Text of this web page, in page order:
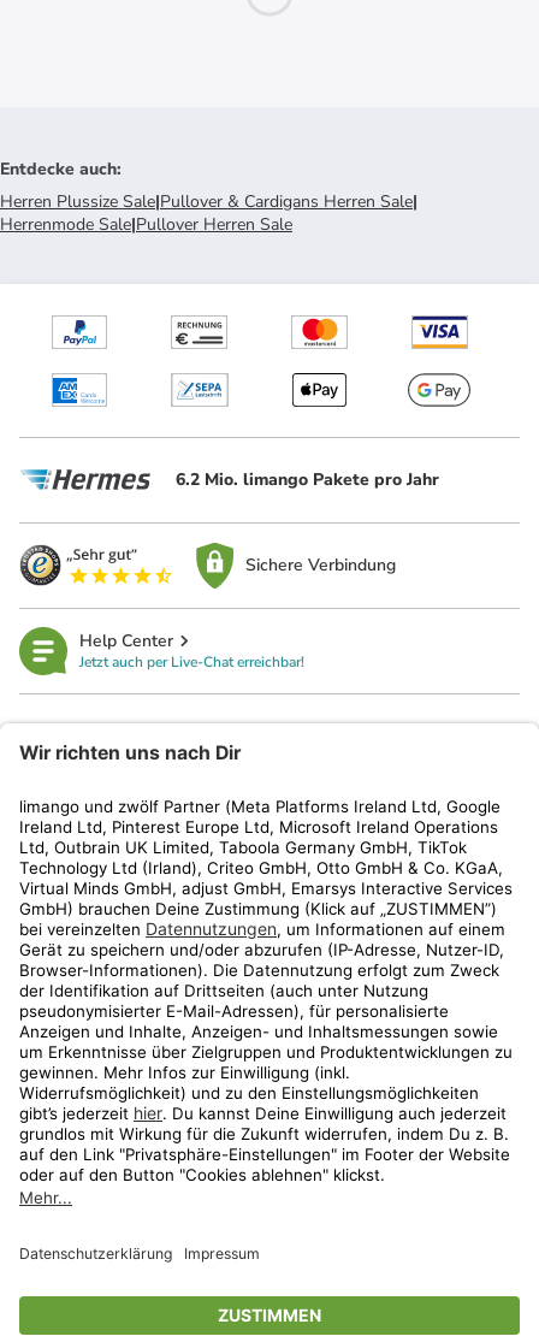
Entdecke auch:
Herren Plussize Sale|Pullover & Cardigans Herren Sale|
Herrenmode Sale|Pullover Herren Sale
6.2 Mio. limango Pakete pro Jahr
Sichere Verbindung
Help Center
Jetzt auch per Live-Chat erreichbar!
Kundenservice
Shop
Aktionen
Travel